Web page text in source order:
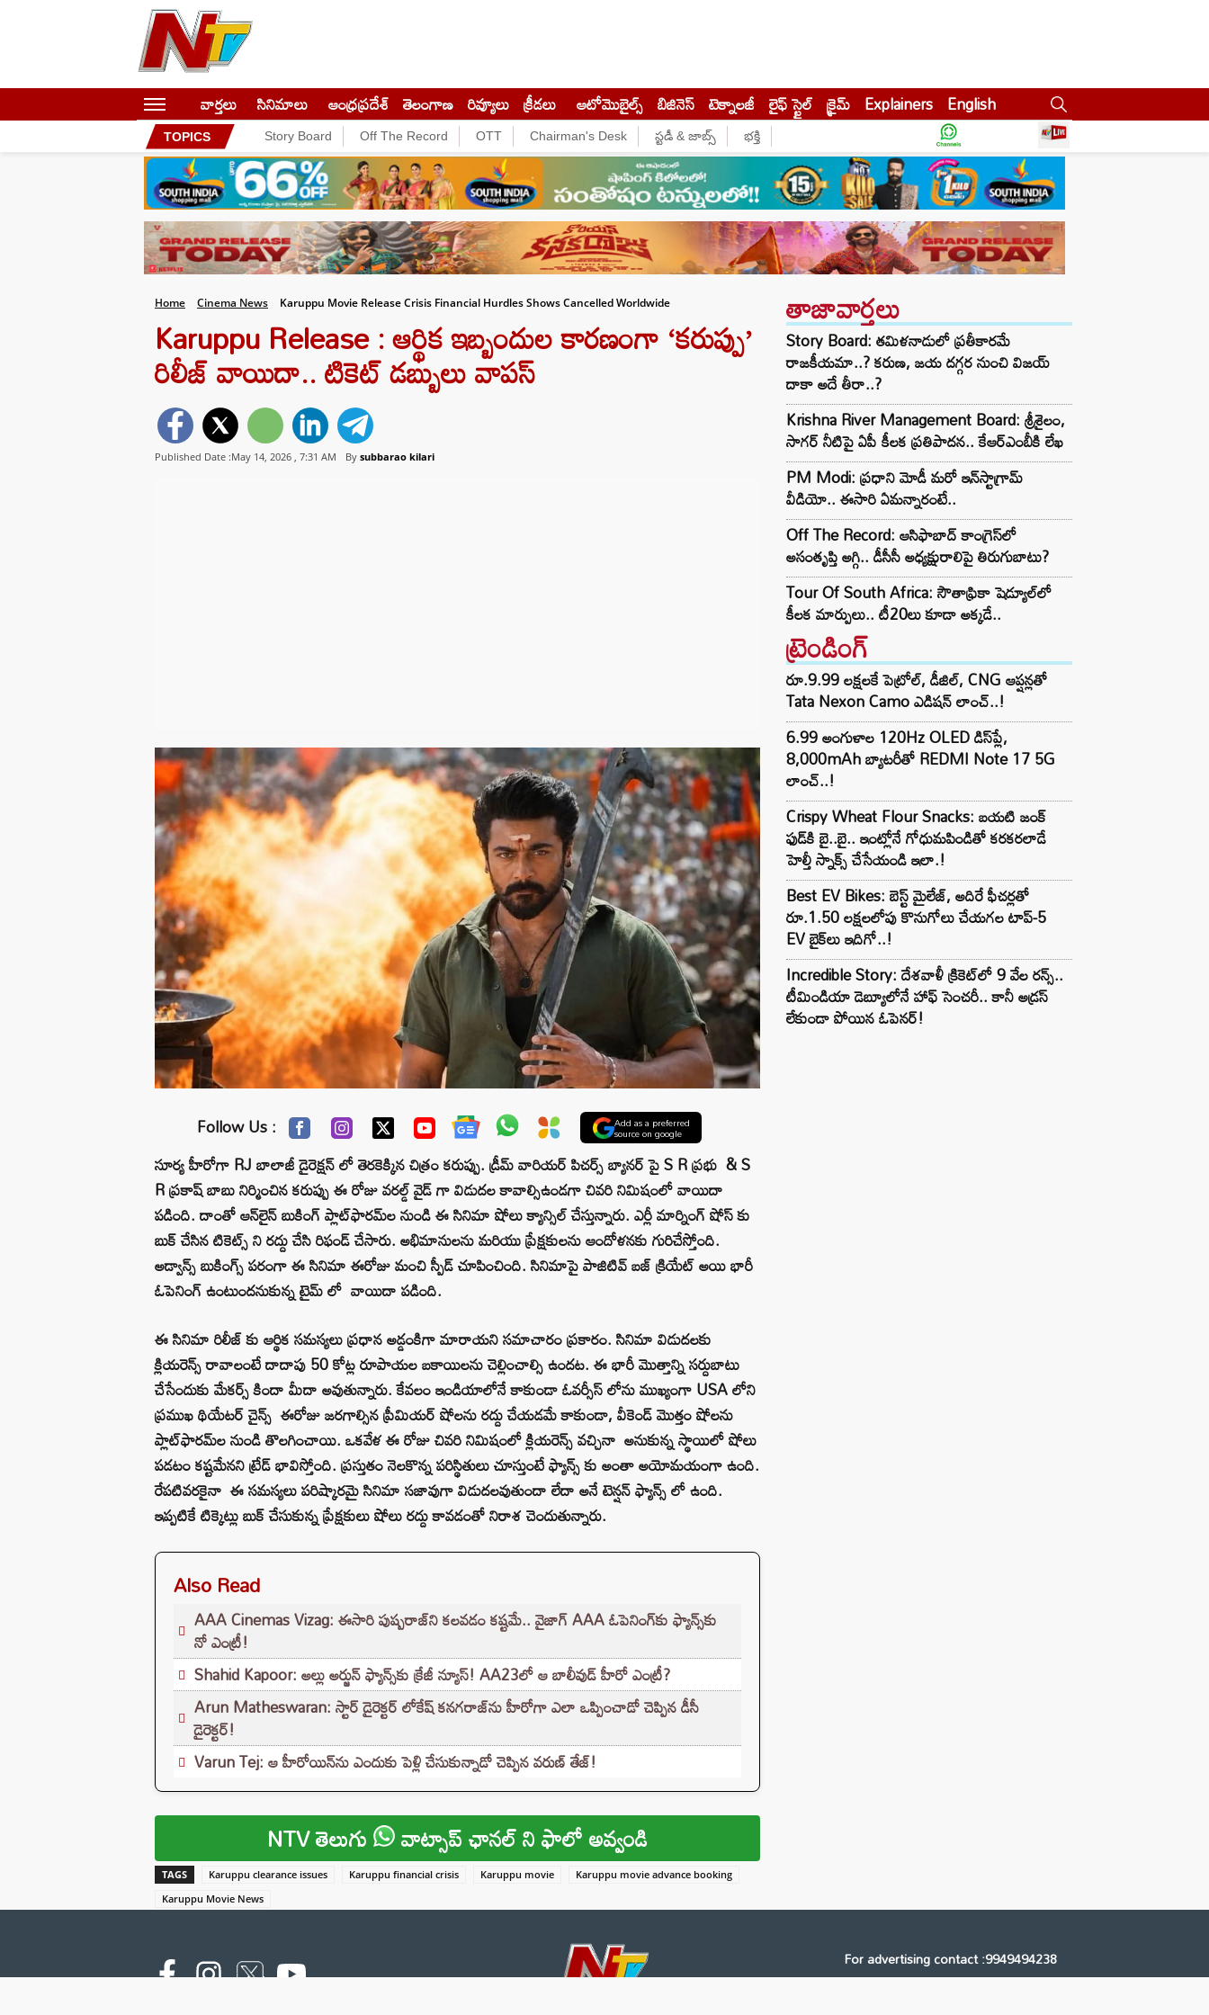
వార్తలు సినిమాలు ఆంధ్రప్రదేశ్ తెలంగాణ రివ్యూలు క్రీడలు ఆటోమొబైల్స్ బిజినెస్‌ టెక్నాలజీ లైఫ్ స్టైల్ క్రైమ్ Explainers English
TOPICS Story Board Off The Record OTT Chairman's Desk స్టడీ & జాబ్స్ భక్తి
Home Cinema News Karuppu Movie Release Crisis Financial Hurdles Shows Cancelled Worldwide
Karuppu Release : ఆర్థిక ఇబ్బందుల కారణంగా ‘కరుప్పు’
రిలీజ్ వాయిదా.. టికెట్ డబ్బులు వాపస్
Published Date :May 14, 2026 , 7:31 AM By subbarao kilari
Follow Us : Add as a preferred
source on google
సూర్య హీరోగా RJ బాలాజీ డైరెక్షన్ లో తెరకెక్కిన చిత్రం కరుప్పు. డ్రీమ్ వారియర్ పిచర్స్ బ్యానర్ పై S R ప్రభు & S
R ప్రకాష్ బాబు నిర్మించిన కరుప్పు ఈ రోజు వరల్డ్ వైడ్ గా విడుదల కావాల్సిఉండగా చివరి నిమిషంలో వాయిదా
పడింది. దాంతో ఆన్‌లైన్ బుకింగ్ ప్లాట్‌ఫారమ్‌ల నుండి ఈ సినిమా షోలు క్యాన్సిల్ చేస్తున్నారు. ఎర్లీ మార్నింగ్ షోస్ కు
బుక్ చేసిన టికెట్స్ ని రద్దు చేసి రిఫండ్ చేసారు. అభిమానులను మరియు ప్రేక్షకులను ఆందోళనకు గురిచేస్తోంది.
అడ్వాన్స్ బుకింగ్స్ పరంగా ఈ సినిమా ఈరోజు మంచి స్పీడ్ చూపించింది. సినిమాపై పాజిటివ్ బజ్ క్రియేట్ అయి భారీ
ఓపెనింగ్ ఉంటుందనుకున్న టైమ్ లో వాయిదా పడింది.
ఈ సినిమా రిలీజ్ కు ఆర్థిక సమస్యలు ప్రధాన అడ్డంకిగా మారాయని సమాచారం ప్రకారం. సినిమా విడుదలకు
క్లియరెన్స్ రావాలంటే దాదాపు 50 కోట్ల రూపాయల బకాయిలను చెల్లించాల్సి ఉందట. ఈ భారీ మొత్తాన్ని సర్దుబాటు
చేసేందుకు మేకర్స్ కిందా మీదా అవుతున్నారు. కేవలం ఇండియాలోనే కాకుండా ఓవర్సీస్ లోను ముఖ్యంగా USA లోని
ప్రముఖ థియేటర్ చైన్స్ ఈరోజు జరగాల్సిన ప్రీమియర్ షోలను రద్దు చేయడమే కాకుండా, వీకెండ్ మొత్తం షోలను
ప్లాట్‌ఫారమ్‌ల నుండి తొలగించాయి. ఒకవేళ ఈ రోజు చివరి నిమిషంలో క్లియరెన్స్ వచ్చినా అనుకున్న స్థాయిలో షోలు
పడటం కష్టమేనని ట్రేడ్ భావిస్తోంది. ప్రస్తుతం నెలకొన్న పరిస్థితులు చూస్తుంటే ఫ్యాన్స్ కు అంతా అయోమయంగా ఉంది.
రేపటివరకైనా ఈ సమస్యలు పరిష్కారమై సినిమా సజావుగా విడుదలవుతుందా లేదా అనే టెన్షన్ ఫ్యాన్స్ లో ఉంది.
ఇప్పటికే టిక్కెట్లు బుక్ చేసుకున్న ప్రేక్షకులు షోలు రద్దు కావడంతో నిరాశ చెందుతున్నారు.
Also Read
AAA Cinemas Vizag: ఈసారి పుష్పరాజ్‌ని కలవడం కష్టమే.. వైజాగ్ AAA ఓపెనింగ్‌కు ఫ్యాన్స్‌కు
నో ఎంట్రీ!
Shahid Kapoor: అల్లు అర్జున్ ఫ్యాన్స్‌కు క్రేజీ న్యూస్! AA23లో ఆ బాలీవుడ్ హీరో ఎంట్రీ?
Arun Matheswaran: స్టార్ డైరెక్టర్ లోకేష్ కనగరాజ్‌ను హీరోగా ఎలా ఒప్పించాడో చెప్పిన డీసీ
డైరెక్టర్!
Varun Tej: ఆ హీరోయిన్‌ను ఎందుకు పెళ్లి చేసుకున్నాడో చెప్పిన వరుణ్ తేజ్!
NTV తెలుగు వాట్సాప్ ఛానల్ ని ఫాలో అవ్వండి
TAGS Karuppu clearance issues Karuppu financial crisis Karuppu movie
Karuppu movie advance booking
Karuppu Movie News
తాజావార్తలు
Story Board: తమిళనాడులో ప్రతీకారమే
రాజకీయమా..? కరుణ, జయ దగ్గర నుంచి విజయ్
దాకా అదే తీరా..?
Krishna River Management Board: శ్రీశైలం,
సాగర్ నీటిపై ఏపీ కీలక ప్రతిపాదన.. కేఆర్ఎంబీకి లేఖ
PM Modi: ప్రధాని మోడీ మరో ఇన్‌స్టాగ్రామ్
వీడియో.. ఈసారి ఏమన్నారంటే..
Off The Record: ఆసిఫాబాద్ కాంగ్రెస్‌లో
అసంతృప్తి అగ్గి.. డీసీసీ అధ్యక్షురాలిపై తిరుగుబాటు?
Tour Of South Africa: సౌతాఫ్రికా షెడ్యూల్‌లో
కీలక మార్పులు.. టీ20లు కూడా అక్కడే..
ట్రెండింగ్‌
రూ.9.99 లక్షలకే పెట్రోల్, డీజిల్, CNG ఆప్షన్లతో
Tata Nexon Camo ఎడిషన్ లాంచ్..!
6.99 అంగుళాల 120Hz OLED డిస్‌ప్లే,
8,000mAh బ్యాటరీతో REDMI Note 17 5G
లాంచ్..!
Crispy Wheat Flour Snacks: బయటి జంక్
ఫుడ్‌కి బై..బై.. ఇంట్లోనే గోధుమపిండితో కరకరలాడే
హెల్తీ స్నాక్స్ చేసేయండి ఇలా.!
Best EV Bikes: బెస్ట్ మైలేజ్, అదిరే ఫీచర్లతో
రూ.1.50 లక్షలలోపు కొనుగోలు చేయగల టాప్-5
EV బైక్‌లు ఇదిగో..!
Incredible Story: దేశవాళీ క్రికెట్‌లో 9 వేల రన్స్..
టీమిండియా డెబ్యూలోనే హాఫ్ సెంచరీ.. కానీ అడ్రస్
లేకుండా పోయిన ఓపెనర్!
For advertising contact :9949494238
Email: digital@ntvnetwork.com